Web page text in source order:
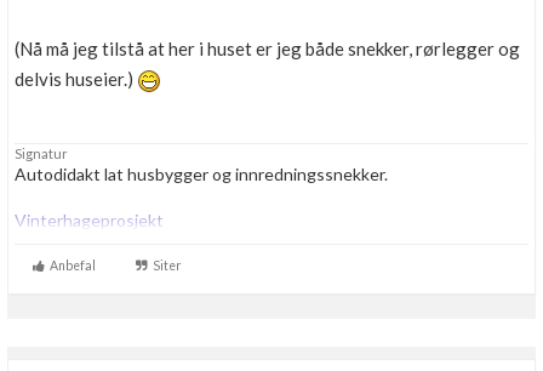
Få mer ut av Boligmappa
(Nå må jeg tilstå at her i huset er jeg både snekker, rørlegger og
delvis huseier.)
Signatur
Autodidakt lat husbygger og innredningssnekker.
Vinterhageprosjekt
Anbefal Siter